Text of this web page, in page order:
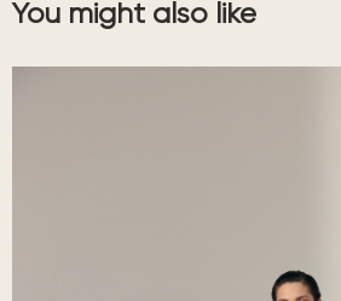
You might also like